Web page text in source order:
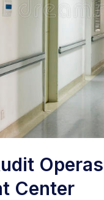
Center